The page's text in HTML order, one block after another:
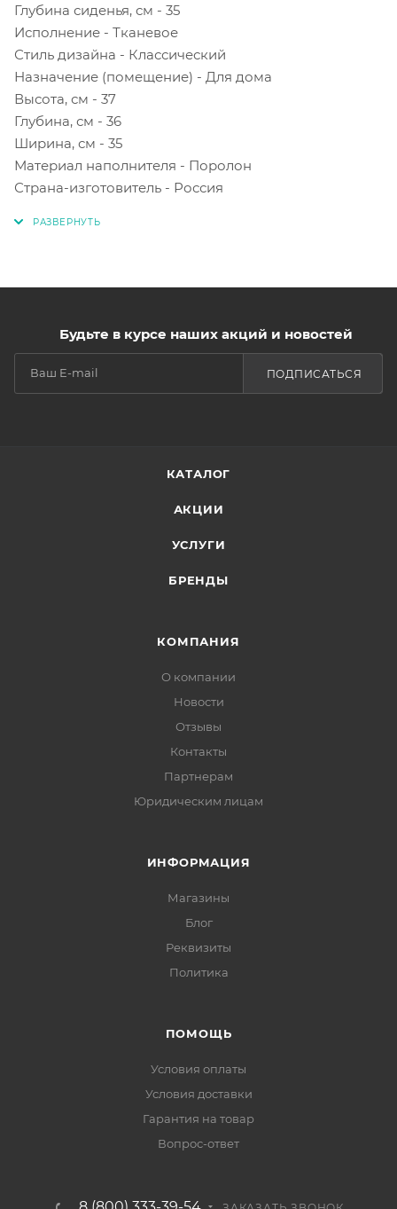
Глубина сиденья, см - 35
Исполнение - Тканевое
Стиль дизайна - Классический
Назначение (помещение) - Для дома
Высота, см - 37
Глубина, см - 36
Ширина, см - 35
Материал наполнителя - Поролон
Страна-изготовитель - Россия
Будьте в курсе наших акций и новостей
ПОДПИСАТЬСЯ
КАТАЛОГ
АКЦИИ
УСЛУГИ
БРЕНДЫ
КОМПАНИЯ
О компании
Новости
Отзывы
Контакты
Партнерам
Юридическим лицам
ИНФОРМАЦИЯ
Магазины
Блог
Реквизиты
Политика
ПОМОЩЬ
Условия оплаты
Условия доставки
Гарантия на товар
Вопрос-ответ